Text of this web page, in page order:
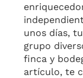
unos días,
grupo
finca y
artículo, te